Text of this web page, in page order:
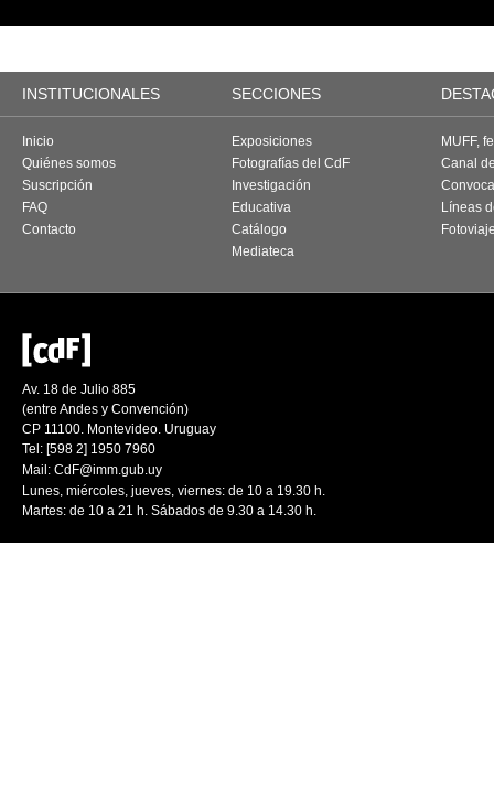
INSTITUCIONALES SECCIONES
Inicio
Quiénes somos
Suscripción
FAQ
Contacto
Exposiciones
Fotografías del CdF
Investigación
Educativa
Catálogo
Mediateca
MUFF,
Canal
Líneas
Av. 18 de Julio 885
(entre Andes y Convención)
CP 11100. Montevideo. Uruguay
Tel: [598 2] 1950 7960
Mail: CdF@imm.gub.uy
Lunes, miércoles, jueves, viernes: de 10 a 19.30 h.
Martes: de 10 a 21 h. Sábados de 9.30 a 14.30 h.